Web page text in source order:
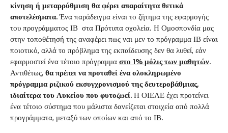
κίνηση ή μεταρρύθμιση θα φέρει απαραίτητα θετικά
αποτελέσματα.Ένα παράδειγμα είναι το ζήτημα της εφαρμογής
του προγράμματος ΙΒ στα Πρότυπα σχολεία. Η Ομοσπονδία μας
στην τοποθέτησή της αναφέρει πως ναι μεν το πρόγραμμα ΙΒ είναι
ποιοτικό, αλλά το πρόβλημα της εκπαίδευσης δεν θα λυθεί, εάν
εφαρμοστεί ένα τέτοιο πρόγραμμα στο 1% μόλις των μαθητών.
Αντιθέτως, θα πρέπει να προταθεί ένα ολοκληρωμένο
πρόγραμμα ριζικού εκσυγχρονισμού της δευτεροβάθμιας,
ιδιαίτερα του Λυκείου που φυτοζωεί. Η ΟΙΕΛΕ έχει προτείνει
ένα τέτοιο σύστημα που μάλιστα δανείζεται στοιχεία από πολλά
προγράμματα, μεταξύ των οποίων και από το ΙΒ.